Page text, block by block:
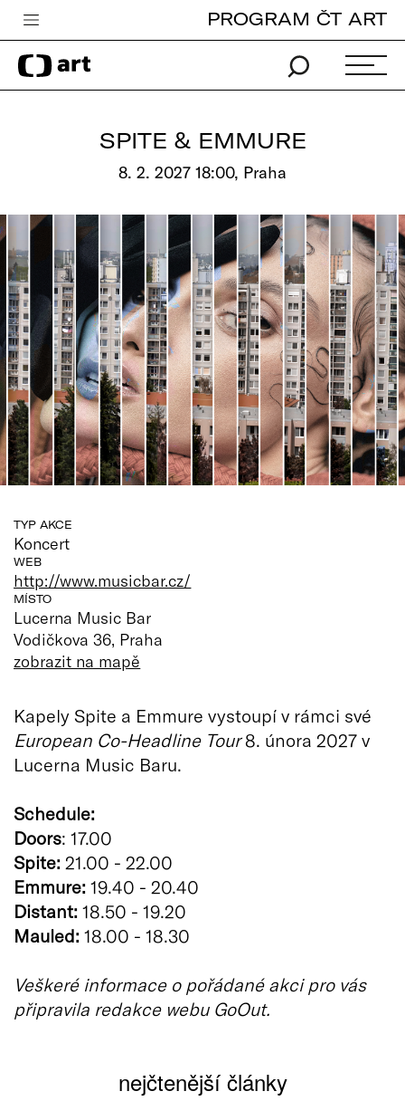
Česká televize
Zpravodajství
Pro děti
edu
Vše o ČT
PROGRAM ČT ART
SPITE & EMMURE
8. 2. 2027 18:00, Praha
TYP AKCE
Koncert
WEB
http://www.musicbar.cz/
MÍSTO
Lucerna Music Bar
Vodičkova 36, Praha
zobrazit na mapě
Kapely Spite a Emmure vystoupí v rámci své
European Co-Headline Tour8. února 2027 v
Lucerna Music Baru.
Schedule:
Doors: 17.00
Spite: 21.00 - 22.00
Emmure: 19.40 - 20.40
Distant: 18.50 - 19.20
Mauled: 18.00 - 18.30
Veškeré informace o pořádané akci pro vás
připravila redakce webu GoOut.
nejčtenější články